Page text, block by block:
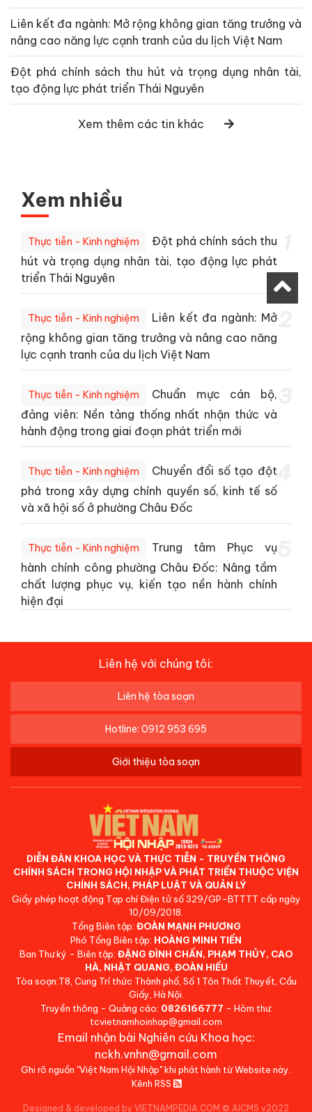
Liên kết đa ngành: Mở rộng không gian tăng trưởng và
nâng cao năng lực cạnh tranh của du lịch Việt Nam
Đột phá chính sách thu hút và trọng dụng nhân tài,
tạo động lực phát triển Thái Nguyên
Xem thêm các tin khác
Xem nhiều
Thực tiễn - Kinh nghiệm
Đột phá chính sách thu
hút và trọng dụng nhân tài, tạo động lực phát
triển Thái Nguyên
Thực tiễn - Kinh nghiệm
Liên kết đa ngành: Mở
rộng không gian tăng trưởng và nâng cao năng
lực cạnh tranh của du lịch Việt Nam
Thực tiễn - Kinh nghiệm
Chuẩn mực cán bộ,
đảng viên: Nền tảng thống nhất nhận thức và
hành động trong giai đoạn phát triển mới
Thực tiễn - Kinh nghiệm
Chuyển đổi số tạo đột
phá trong xây dựng chính quyền số, kinh tế số
và xã hội số ở phường Châu Đốc
4
Thực tiễn - Kinh nghiệm
Trung tâm Phục vụ
hành chính công phường Châu Đốc: Nâng tầm
chất lượng phục vụ, kiến tạo nền hành chính
hiện đại
Liên hệ với chúng tôi:
Liên hệ tòa soạn
Hotline: 0912 953 695
Giới thiệu tòa soạn
DIỄN ĐÀN KHOA HỌC VÀ THỰC TIỄN - TRUYỀN THÔNG
CHÍNH SÁCH TRONG HỘI NHẬP VÀ PHÁT TRIỂN THUỘC VIỆN
CHÍNH SÁCH, PHÁP LUẬT VÀ QUẢN LÝ
Giấy phép hoạt động Tạp chí Điện tử số 329/GP-BTTTT cấp ngày
10/09/2018.
Tổng Biên tập: ĐOÀN MẠNH PHƯƠNG
Phó Tổng Biên tập: HOÀNG MINH TIẾN
Ban Thư ký - Biên tập: ĐẶNG ĐÌNH CHẤN, PHẠM THỦY, CAO
HÀ, NHẬT QUANG, ĐOÀN HIẾU
Tòa soạn:T8, Cung Trí thức Thành phố, Số 1 Tôn Thất Thuyết, Cầu
Giấy, Hà Nội.
Truyền thông - Quảng cáo: 0826166777 - Hòm thư:
tcvietnamhoinhap@gmail.com
Email nhận bài Nghiên cứu Khoa học:
nckh.vnhn@gmail.com
Ghi rõ nguồn "Việt Nam Hội Nhập" khi phát hành từ Website này.
Kênh RSS
Designed & developed by VIETNAMPEDIA.COM © AICMS v2022